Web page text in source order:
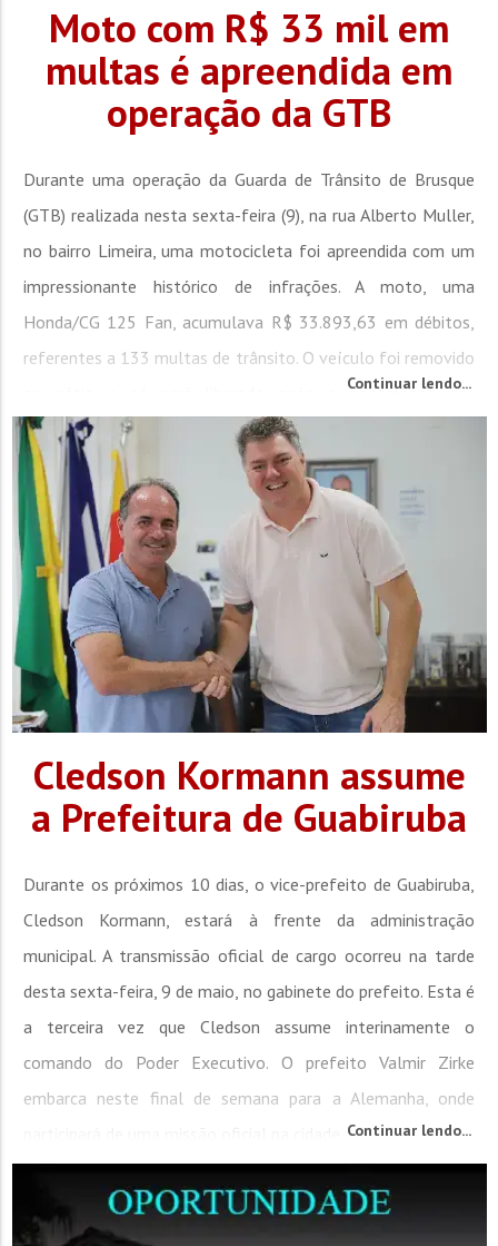
Moto com R$ 33 mil em
multas é apreendida em
operação da GTB
Durante uma operação da Guarda de Trânsito de Brusque
(GTB) realizada nesta sexta-feira (9), na rua Alberto Muller,
no bairro Limeira, uma motocicleta foi apreendida com um
impressionante histórico de infrações. A moto, uma
Honda/CG 125 Fan, acumulava R$ 33.893,63 em débitos,
referentes a 133 multas de trânsito. O veículo foi removido
ao pátio e só será liberado após o pagamento das
pendências e a...
Continuar lendo...
Cledson Kormann assume
a Prefeitura de Guabiruba
Durante os próximos 10 dias, o vice-prefeito de Guabiruba,
Cledson Kormann, estará à frente da administração
municipal. A transmissão oficial de cargo ocorreu na tarde
desta sexta-feira, 9 de maio, no gabinete do prefeito. Esta é
a terceira vez que Cledson assume interinamente o
comando do Poder Executivo. O prefeito Valmir Zirke
embarca neste final de semana para a Alemanha, onde
participará de uma missão oficial na cidade...Continuar lendo...